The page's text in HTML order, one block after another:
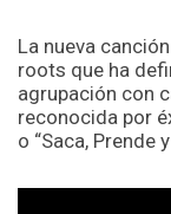
La nueva
roots que ha
agrupación con
reconocida por
o “Saca, Prende